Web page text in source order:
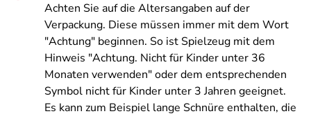
Achten Sie auf die Altersangaben auf der
Verpackung. Diese müssen immer mit dem Wort
"Achtung" beginnen. So ist Spielzeug mit dem
Hinweis "Achtung. Nicht für Kinder unter 36
Monaten verwenden" oder dem entsprechenden
Symbol nicht für Kinder unter 3 Jahren geeignet.
Es kann zum Beispiel lange Schnüre enthalten, die